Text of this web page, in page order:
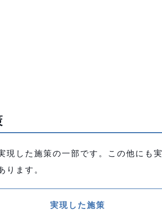
した施策の一部です。この他にも実
ります。
実現した施策